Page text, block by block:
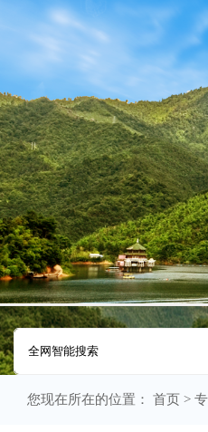
您现在所在的位置： 首页 >